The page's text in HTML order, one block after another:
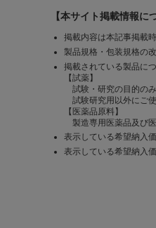
【本サイト掲載情報に
掲載内容は本記事掲載
製品規格・包装規格の
掲載されている製品に
【試薬】
試験・研究の目的の
試験研究用以外にご
【医薬品原料】
製造専用医薬品及び
表示している希望納入
表示している希望納入